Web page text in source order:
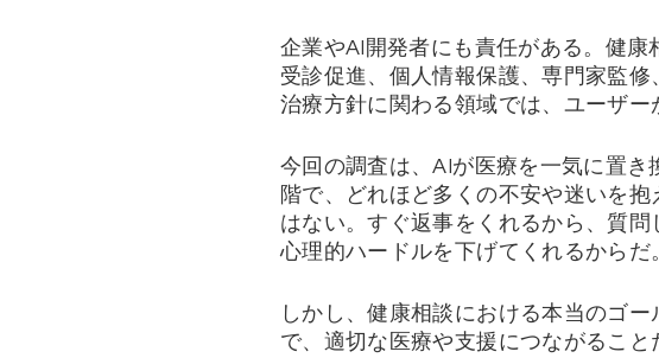
企業やAI開発者にも責任がある。健
受診促進、個人情報保護、専門家監
治療方針に関わる領域では、ユーザー
今回の調査は、AIが医療を一気に置
階で、どれほど多くの不安や迷いを
はない。すぐ返事をくれるから、質
心理的ハードルを下げてくれるからだ。
しかし、健康相談における本当のゴ
で、適切な医療や支援につながるこ